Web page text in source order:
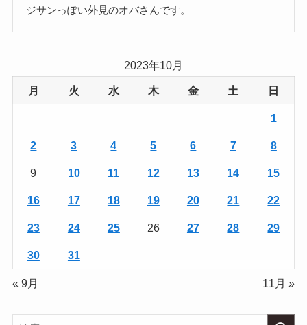
ジサンっぽい外見のオバさんです。
2023年10月
月 火 水 木 金 土 日
1
2 3 4 5 6 7 8
9 10 11 12 13 14 15
16 17 18 19 20 21 22
23 24 25 26 27 28 29
30 31
« 9月 11月 »